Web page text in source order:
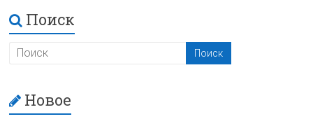
Поиск
Новое